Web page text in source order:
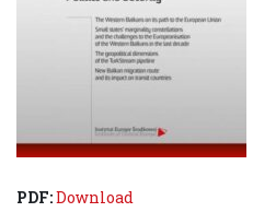
PDF:Download